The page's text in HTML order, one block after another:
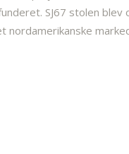
SJ67 stolen blev